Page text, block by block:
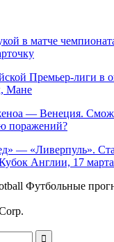
в матче
Премьер-лиги в
Мане
— Венеция.
поражений?
— «Ливерпуль».
Англии, 17
Футбольные